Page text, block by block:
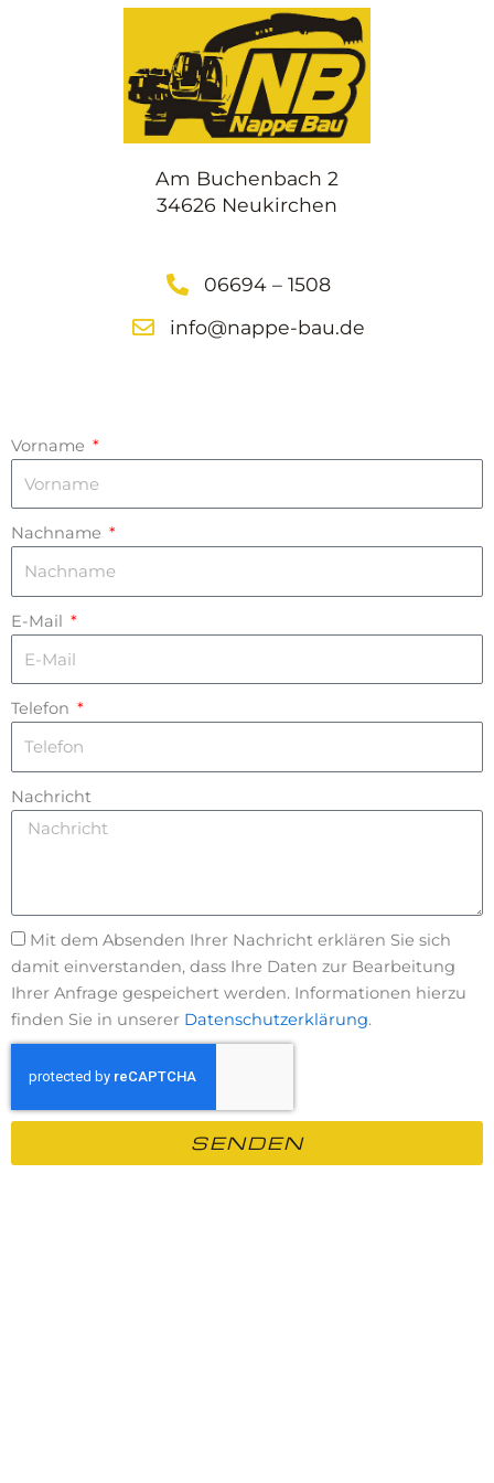
Am Buchenbach 2
34626 Neukirchen
06694 – 1508
info@nappe-bau.de
Vorname
Nachname
E-Mail
Telefon
Nachricht
Mit dem Absenden Ihrer Nachricht erklären Sie sich
damit einverstanden, dass Ihre Daten zur Bearbeitung
Ihrer Anfrage gespeichert werden. Informationen hierzu
finden Sie in unserer Datenschutzerklärung.
SENDEN